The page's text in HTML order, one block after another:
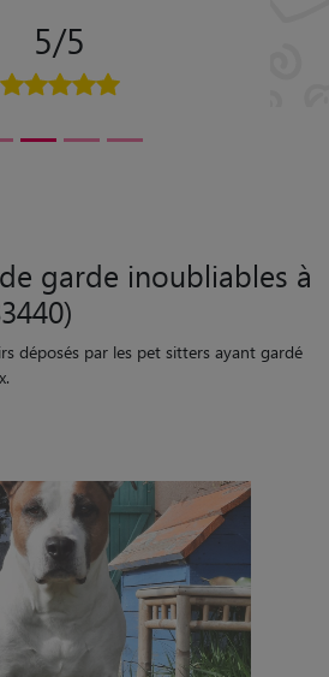
5/5
garde inoubliables à
déposés par les pet sitters ayant gardé